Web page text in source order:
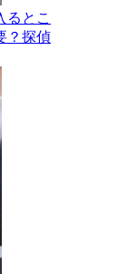
るとこ
？探偵